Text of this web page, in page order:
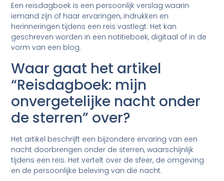
Een reisdagboek is een persoonlijk verslag waarin
iemand zijn of haar ervaringen, indrukken en
herinneringen tijdens een reis vastlegt. Het kan
geschreven worden in een notitieboek, digitaal of in de
vorm van een blog.
Waar gaat het artikel
“Reisdagboek: mijn
onvergetelijke nacht onder
de sterren” over?
Het artikel beschrijft een bijzondere ervaring van een
nacht doorbrengen onder de sterren, waarschijnlijk
tijdens een reis. Het vertelt over de sfeer, de omgeving
en de persoonlijke beleving van die nacht.